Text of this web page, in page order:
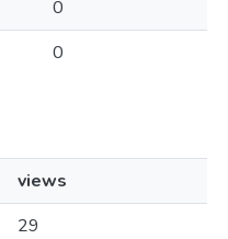
0
0
views
29